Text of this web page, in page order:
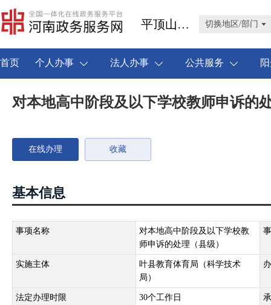
平顶山市叶县 切换地区/部门
首页 个人办事 法人办事 公共服务
对本地高中阶段及以下学校教师申诉的
在线办理 收藏
基本信息
事项名称
对本地高中阶段及以下学校教
师申诉的处理（县级）
实施主体
叶县教育体育局（科学技术
局）
法定办理时限 30个工作日